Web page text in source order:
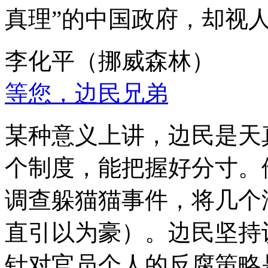
真理”的中国政府，却视
李化平（挪威森林）
等您，边民兄弟
某种意义上讲，边民是
个制度，能把握好分寸
调查躲猫猫事件，将几
直引以为豪）。边民坚